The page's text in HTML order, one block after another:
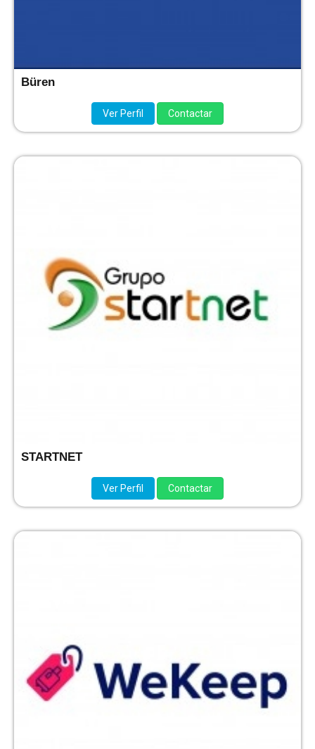
Büren
Ver Perfil Contactar
STARTNET
Ver Perfil Contactar